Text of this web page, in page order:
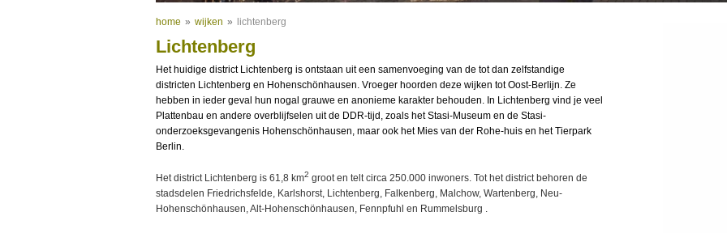
home » wijken » lichtenberg
Lichtenberg
Het huidige district Lichtenberg is ontstaan uit een samenvoeging van de tot dan zelfstandige
districten Lichtenberg en Hohenschönhausen. Vroeger hoorden deze wijken tot Oost-Berlijn. Ze
hebben in ieder geval hun nogal grauwe en anonieme karakter behouden. In Lichtenberg vind je veel
Plattenbau en andere overblijfselen uit de DDR-tijd, zoals het Stasi-Museum en de Stasi-
onderzoeksgevangenis Hohenschönhausen, maar ook het Mies van der Rohe-huis en het Tierpark
Berlin.
Het district Lichtenberg is 61,8 km2 groot en telt circa 250.000 inwoners. Tot het district behoren de
stadsdelen Friedrichsfelde, Karlshorst, Lichtenberg, Falkenberg, Malchow, Wartenberg, Neu-
Hohenschönhausen, Alt-Hohenschönhausen, Fennpfuhl en Rummelsburg .